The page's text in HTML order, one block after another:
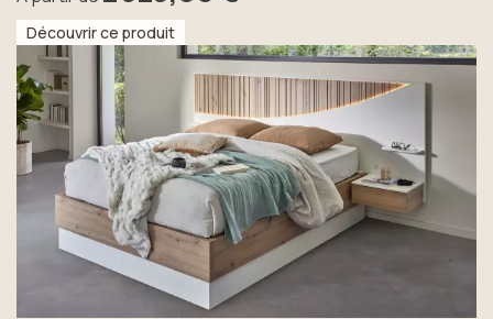
Découvrir ce produit